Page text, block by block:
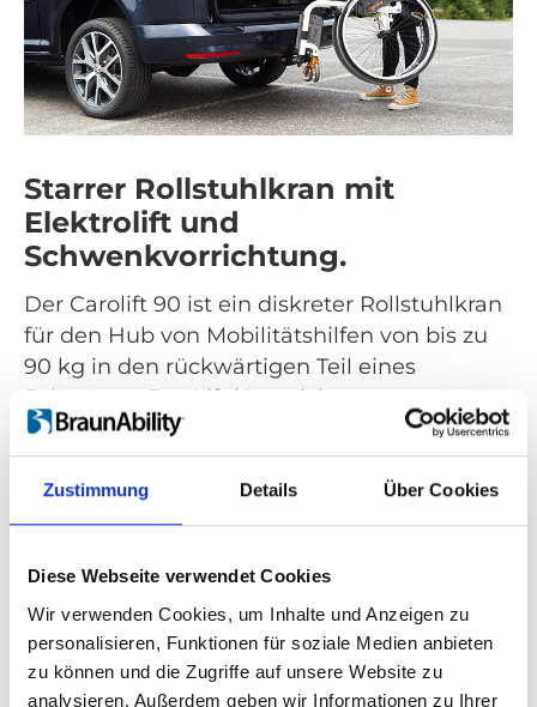
Zustimmung Details Über Cookies
Diese Webseite verwendet Cookies
Wir verwenden Cookies, um Inhalte und Anzeigen zu
personalisieren, Funktionen für soziale Medien anbieten
zu können und die Zugriffe auf unsere Website zu
analysieren. Außerdem geben wir Informationen zu Ihrer
Starrer Rollstuhlkran mit
Elektrolift und
Schwenkvorrichtung.
Der Carolift 90 ist ein diskreter Rollstuhlkran
für den Hub von Mobilitätshilfen von bis zu
90 kg in den rückwärtigen Teil eines
Fahrzeugs. Der Lift lässt sich
zusammenklappen und eignet sich deshalb
für Fahrzeuge mit schrägen Heckklappen.
angetrieben und bedient. Der Carolift 90
kann in viele verschiedene Fahrzeuge wie
Kombis, Minivans oder Vans in voller Größe
eingebaut werden.